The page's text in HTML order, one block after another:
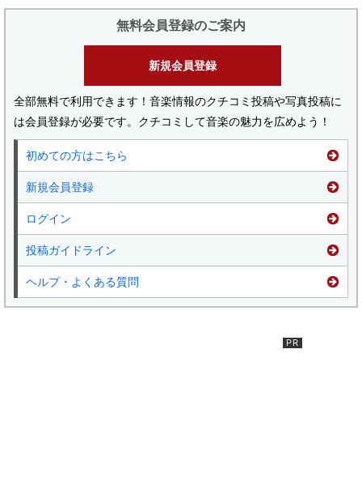
無料会員登録のご案内
新規会員登録
全部無料で利用できます！音楽情報のクチコミ投稿や写真投稿に
は会員登録が必要です。クチコミして音楽の魅力を広めよう！
初めての方はこちら
新規会員登録
ログイン
投稿ガイドライン
ヘルプ・よくある質問